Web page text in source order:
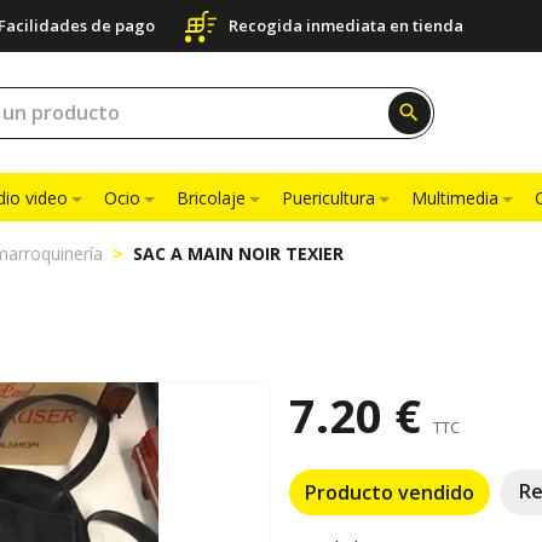
de pago Recogida inmediata en tienda
search
video Ocio Bricolaje Puericultura Multimedia
SAC A MAIN NOIR TEXIER
7.20 € TTC
Producto vendido